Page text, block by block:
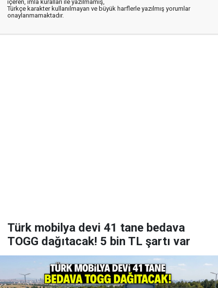
içeren, imla kuralları ile yazılmamış,
Türkçe karakter kullanılmayan ve büyük harflerle yazılmış yorumlar
onaylanmamaktadır.
Türk mobilya devi 41 tane bedava
TOGG dağıtacak! 5 bin TL şartı var